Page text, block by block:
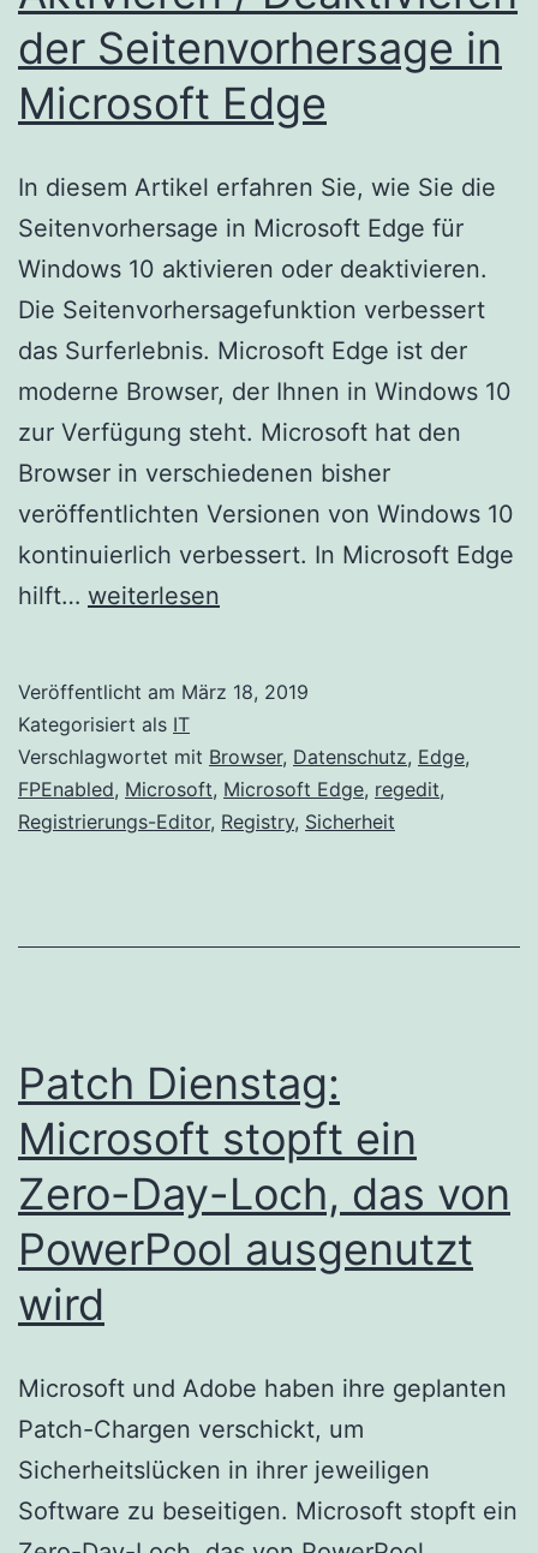
der Seitenvorhersage in
Microsoft Edge
In diesem Artikel erfahren Sie, wie Sie die
Seitenvorhersage in Microsoft Edge für
Windows 10 aktivieren oder deaktivieren.
Die Seitenvorhersagefunktion verbessert
das Surferlebnis. Microsoft Edge ist der
moderne Browser, der Ihnen in Windows 10
zur Verfügung steht. Microsoft hat den
Browser in verschiedenen bisher
veröffentlichten Versionen von Windows 10
kontinuierlich verbessert. In Microsoft Edge
hilft… Aktivieren
der
Seitenvorhersage
in
Microsoft
weiterlesen
Veröffentlicht am März 18, 2019
Kategorisiert als IT
Verschlagwortet mit Browser, Datenschutz, Edge,
FPEnabled, Microsoft, Microsoft Edge, regedit,
Registrierungs-Editor, Registry, Sicherheit
Patch Dienstag:
Microsoft stopft ein
Zero-Day-Loch, das von
PowerPool ausgenutzt
wird
Microsoft und Adobe haben ihre geplanten
Patch-Chargen verschickt, um
Sicherheitslücken in ihrer jeweiligen
Software zu beseitigen. Microsoft stopft ein